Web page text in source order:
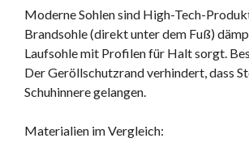
Moderne Sohlen sind High-Tech-
Brandsohle (direkt unter dem Fuß)
Laufsohle mit Profilen für Halt sorgt.
Der Geröllschutzrand verhindert, dass
Schuhinnere gelangen.
Materialien im Vergleich: